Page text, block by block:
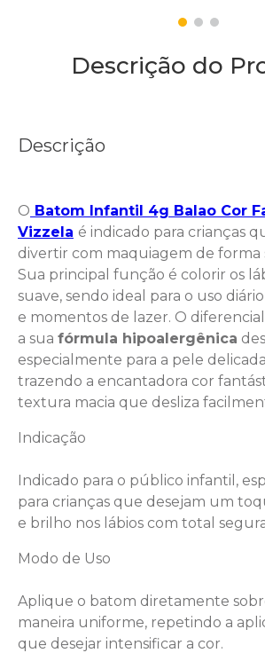
Descrição do
Descrição
O Batom Infantil 4g Balao Cor
Vizzela é indicado para crianças
divertir com maquiagem de forma
Sua principal função é colorir os
suave, sendo ideal para o uso
e momentos de lazer. O
a sua fórmula hipoalergênica
especialmente para a pele
trazendo a encantadora cor
textura macia que desliza
Indicação
Indicado para o público infantil,
para crianças que desejam um
e brilho nos lábios com total
Modo de Uso
Aplique o batom diretamente
maneira uniforme, repetindo a
que desejar intensificar a cor.